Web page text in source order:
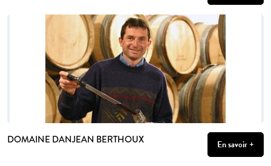
DOMAINE DANJEAN BERTHOUX En savoir +